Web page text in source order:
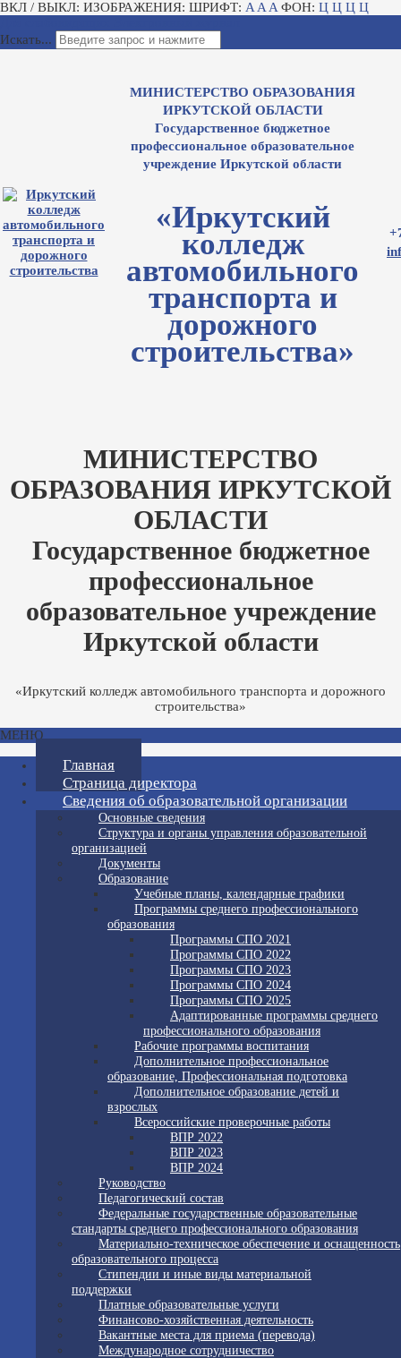
ВКЛ / ВЫКЛ: ИЗОБРАЖЕНИЯ: ШРИФТ: A A A ФОН: Ц Ц Ц Ц
Искать...
МИНИСТЕРСТВО ОБРАЗОВАНИЯ
ИРКУТСКОЙ ОБЛАСТИ
Государственное бюджетное
профессиональное образовательное
учреждение Иркутской области
«Иркутский
колледж
автомобильного
транспорта и
дорожного
строительства»
МИНИСТЕРСТВО
ОБРАЗОВАНИЯ ИРКУТСКОЙ
ОБЛАСТИ
Государственное бюджетное
профессиональное
образовательное учреждение
Иркутской области
«Иркутский колледж автомобильного транспорта и дорожного
строительства»
МЕНЮ
Главная
Страница директора
Сведения об образовательной организации
Основные сведения
Структура и органы управления образовательной
организацией
Документы
Образование
Учебные планы, календарные графики
Программы среднего профессионального
образования
Программы СПО 2021
Программы СПО 2022
Программы СПО 2023
Программы СПО 2024
Программы СПО 2025
Адаптированные программы среднего
профессионального образования
Рабочие программы воспитания
Дополнительное профессиональное
образование, Профессиональная подготовка
Дополнительное образование детей и
взрослых
Всероссийские проверочные работы
ВПР 2022
ВПР 2023
ВПР 2024
Руководство
Педагогический состав
Федеральные государственные образовательные
стандарты среднего профессионального образования
Материально-техническое обеспечение и оснащенность
образовательного процесса
Стипендии и иные виды материальной
поддержки
Платные образовательные услуги
Финансово-хозяйственная деятельность
Вакантные места для приема (перевода)
Международное сотрудничество